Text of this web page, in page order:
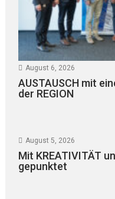
August 6, 2026
AUSTAUSCH mit
der REGION
August 5, 2026
Mit KREATIVITÄT
gepunktet